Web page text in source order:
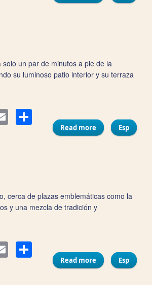
un par de minutos a pie de la
su luminoso patio interior y su terraza
Email Compartir
Read more about Hotel La
Esp
cerca de plazas emblemáticas como la
y una mezcla de tradición y
Email Compartir
Read more about Hotel
Esp